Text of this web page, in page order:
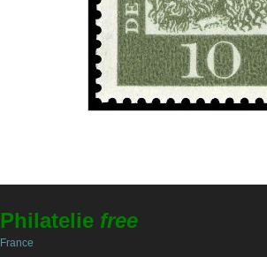
Philatelie free
France